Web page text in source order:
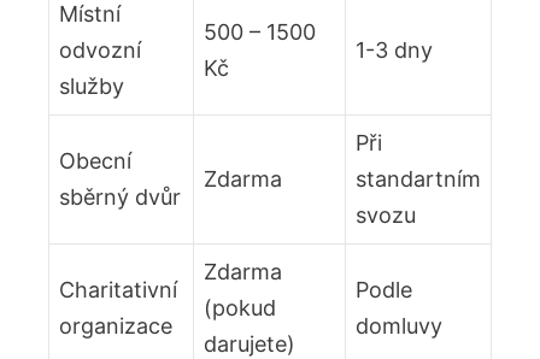
Místní
odvozní
služby
500​ –‍ 1500
‌Kč
1-3 dny
Obecní
sběrný dvůr
Zdarma
Při
standartním
svozu
Charitativní ​
organizace
Zdarma
(pokud
darujete)
Podle
domluvy